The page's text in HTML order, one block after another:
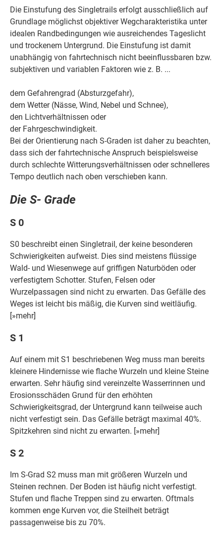
Die Einstufung des Singletrails erfolgt ausschließlich auf
Grundlage möglichst objektiver Wegcharakteristika unter
idealen Randbedingungen wie ausreichendes Tageslicht
und trockenem Untergrund. Die Einstufung ist damit
unabhängig von fahrtechnisch nicht beeinflussbaren bzw.
subjektiven und variablen Faktoren wie z. B. ...
dem Gefahrengrad (Absturzgefahr),
dem Wetter (Nässe, Wind, Nebel und Schnee),
den Lichtverhältnissen oder
der Fahrgeschwindigkeit.
Bei der Orientierung nach S-Graden ist daher zu beachten,
dass sich der fahrtechnische Anspruch beispielsweise
durch schlechte Witterungsverhältnissen oder schnelleres
Tempo deutlich nach oben verschieben kann.
Die S- Grade
S 0
S0 beschreibt einen Singletrail, der keine besonderen
Schwierigkeiten aufweist. Dies sind meistens flüssige
Wald- und Wiesenwege auf griffigen Naturböden oder
verfestigtem Schotter. Stufen, Felsen oder
Wurzelpassagen sind nicht zu erwarten. Das Gefälle des
Weges ist leicht bis mäßig, die Kurven sind weitläufig.
[»mehr]
S 1
Auf einem mit S1 beschriebenen Weg muss man bereits
kleinere Hindernisse wie flache Wurzeln und kleine Steine
erwarten. Sehr häufig sind vereinzelte Wasserrinnen und
Erosionsschäden Grund für den erhöhten
Schwierigkeitsgrad, der Untergrund kann teilweise auch
nicht verfestigt sein. Das Gefälle beträgt maximal 40%.
Spitzkehren sind nicht zu erwarten. [»mehr]
S 2
Im S-Grad S2 muss man mit größeren Wurzeln und
Steinen rechnen. Der Boden ist häufig nicht verfestigt.
Stufen und flache Treppen sind zu erwarten. Oftmals
kommen enge Kurven vor, die Steilheit beträgt
passagenweise bis zu 70%.